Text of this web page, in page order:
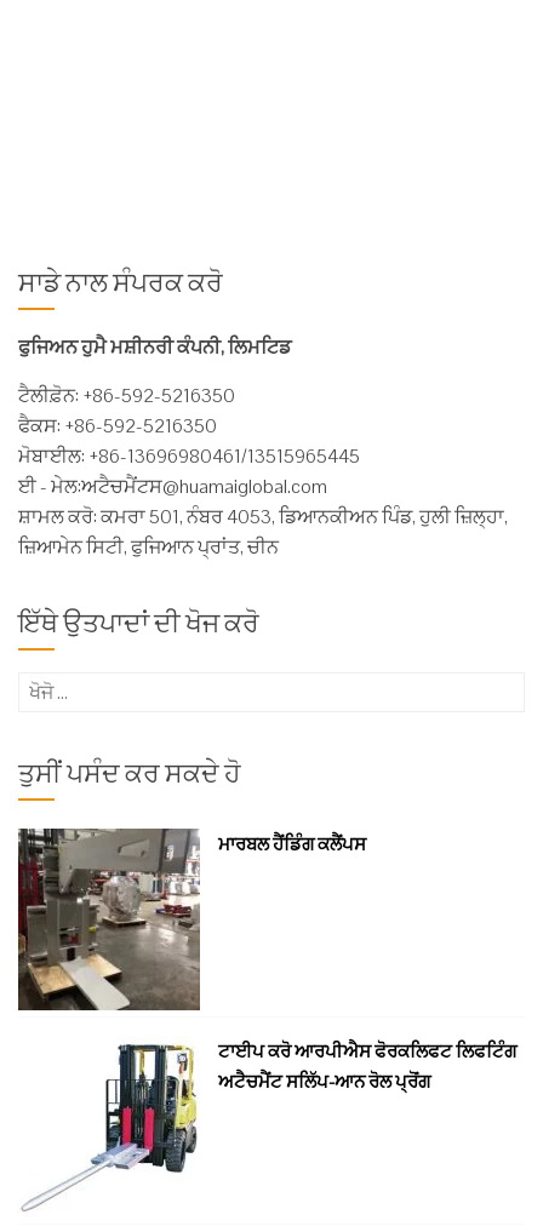
ਸਾਡੇ ਨਾਲ ਸੰਪਰਕ ਕਰੋ
ਫੁਜਿਅਨ ਹੁਮੈ ਮਸ਼ੀਨਰੀ ਕੰਪਨੀ, ਲਿਮਟਿਡ
ਟੈਲੀਫ਼ੋਨ: +86-592-5216350
ਫੈਕਸ: +86-592-5216350
ਮੋਬਾਈਲ: +86-13696980461/13515965445
ਈ - ਮੇਲ:ਅਟੈਚਮੈਂਟਸ@huamaiglobal.com
ਸ਼ਾਮਲ ਕਰੋ: ਕਮਰਾ 501, ਨੰਬਰ 4053, ਡਿਆਨਕੀਅਨ ਪਿੰਡ, ਹੁਲੀ ਜ਼ਿਲ੍ਹਾ,
ਜ਼ਿਆਮੇਨ ਸਿਟੀ, ਫੁਜਿਆਨ ਪ੍ਰਾਂਤ, ਚੀਨ
ਇੱਥੇ ਉਤਪਾਦਾਂ ਦੀ ਖੋਜ ਕਰੋ
ਖੋਜੋ
ਤੁਸੀਂ ਪਸੰਦ ਕਰ ਸਕਦੇ ਹੋ
ਮਾਰਬਲ ਹੈਂਡਿੰਗ ਕਲੈਂਪਸ
ਟਾਈਪ ਕਰੋ ਆਰਪੀਐਸ ਫੋਰਕਲਿਫਟ ਲਿਫਟਿੰਗ
ਅਟੈਚਮੈਂਟ ਸਲਿੱਪ-ਆਨ ਰੋਲ ਪ੍ਰੋਂਗ